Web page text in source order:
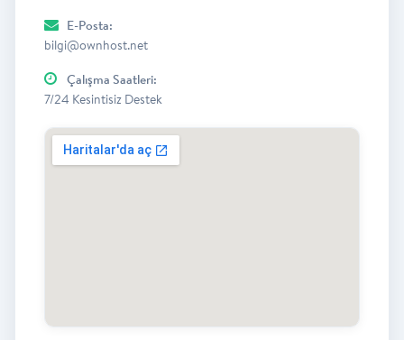
E-Posta:
bilgi@ownhost.net
Çalışma Saatleri:
7/24 Kesintisiz Destek